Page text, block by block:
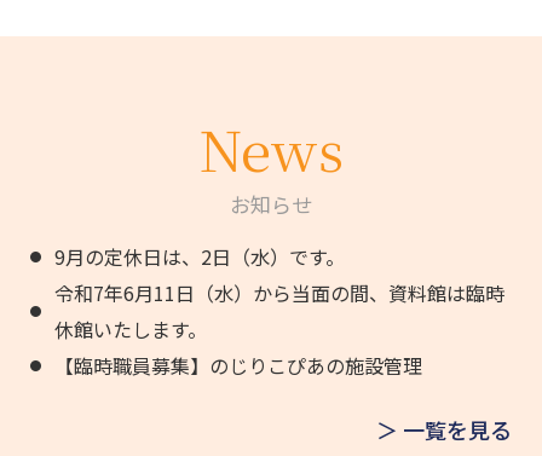
News
お知らせ
● 9月の定休日は、2日（水）です。
●
令和7年6月11日（水）から当面の間、資料館は臨時
休館いたします。
● 【臨時職員募集】のじりこぴあの施設管理
＞ 一覧を見る